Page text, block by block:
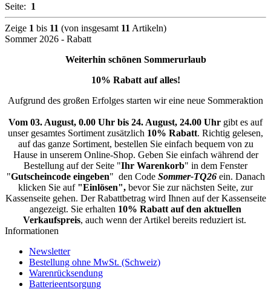
Seite: 1
Zeige 1 bis 11 (von insgesamt 11 Artikeln)
Sommer 2026 - Rabatt
Weiterhin schönen Sommerurlaub
10% Rabatt auf alles!
Aufgrund des großen Erfolges starten wir eine neue Sommeraktion
Vom 03. August, 0.00 Uhr bis 24. August, 24.00 Uhr gibt es auf
unser gesamtes Sortiment zusätzlich 10% Rabatt. Richtig gelesen,
auf das ganze Sortiment, bestellen Sie einfach bequem von zu
Hause in unserem Online-Shop. Geben Sie einfach während der
Bestellung auf der Seite "Ihr Warenkorb" in dem Fenster
"Gutscheincode eingeben" den Code Sommer-TQ26 ein. Danach
klicken Sie auf "Einlösen", bevor Sie zur nächsten Seite, zur
Kassenseite gehen. Der Rabattbetrag wird Ihnen auf der Kassenseite
angezeigt. Sie erhalten 10% Rabatt auf den aktuellen
Verkaufspreis, auch wenn der Artikel bereits reduziert ist.
Informationen
Newsletter
Bestellung ohne MwSt. (Schweiz)
Warenrücksendung
Batterieentsorgung